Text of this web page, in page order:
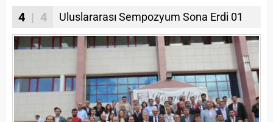
4 | 4 Uluslararası Sempozyum Sona Erdi 01